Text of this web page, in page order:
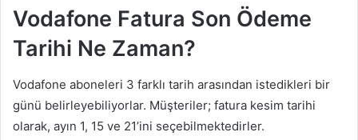
Vodafone Fatura Son Ödeme
Tarihi Ne Zaman?
Vodafone aboneleri 3 farklı tarih arasından istedikleri bir
günü belirleyebiliyorlar. Müşteriler; fatura kesim tarihi
olarak, ayın 1, 15 ve 21’ini seçebilmektedirler.